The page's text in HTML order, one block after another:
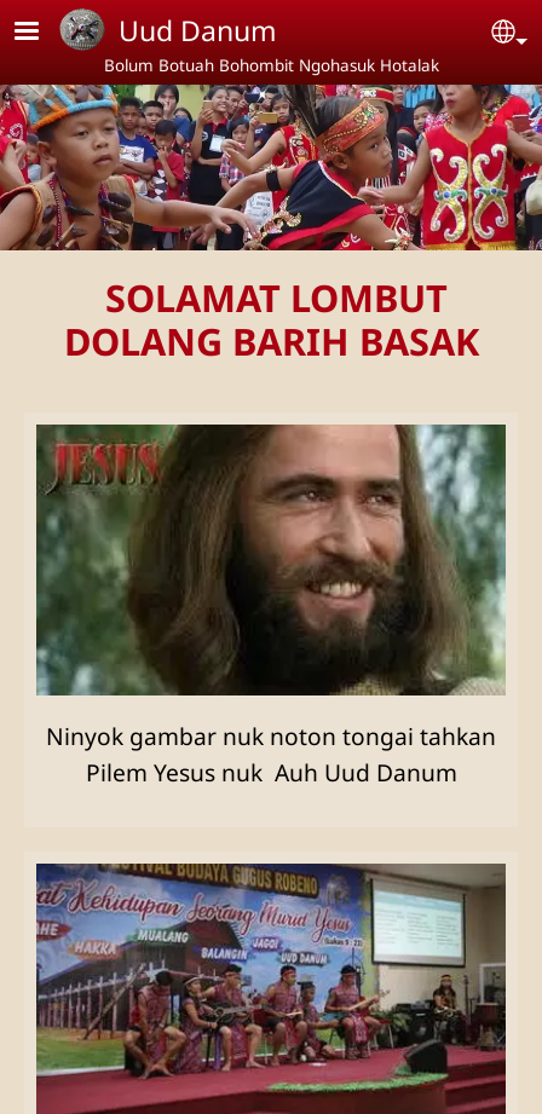
Skip to main content
Uud Danum
Bolum Botuah Bohombit Ngohasuk Hotalak
SOLAMAT LOMBUT
DOLANG BARIH BASAK
Ninyok gambar nuk noton tongai tahkan
Pilem Yesus nuk Auh Uud Danum